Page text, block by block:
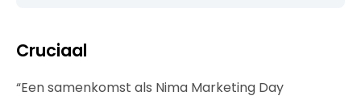
Cruciaal
“Een samenkomst als Nima Marketing Day